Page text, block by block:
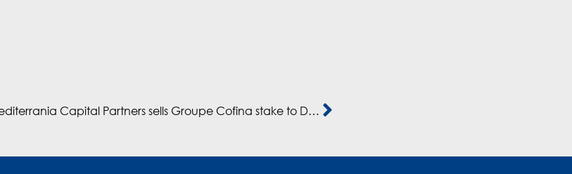
Mediterrania Capital Partners sells Groupe Cofina stake to Development Partners International